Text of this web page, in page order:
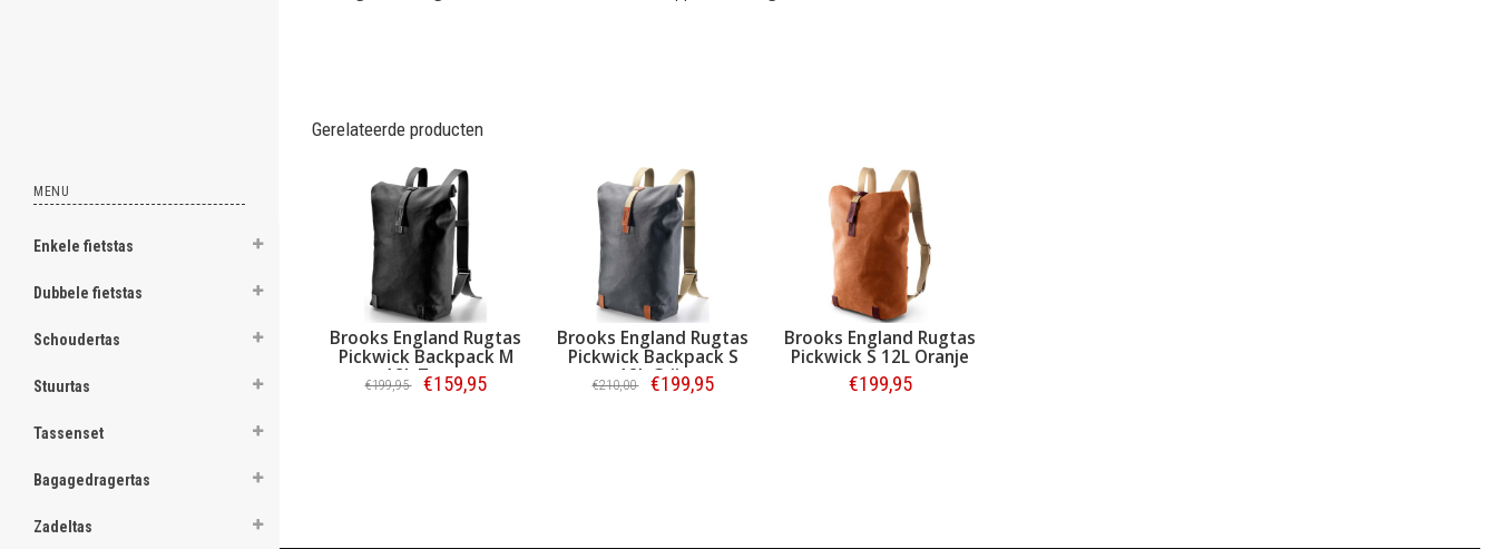
MENU
Enkele fietstas
Dubbele fietstas
Schoudertas
Stuurtas
Tassenset
Bagagedragertas
Zadeltas
Gerelateerde producten
Brooks England Rugtas
Pickwick Backpack M
18L Zwart
€199,95 €159,95
Brooks England Rugtas
Pickwick Backpack S
12L Grijs
€210,00 €199,95
Brooks England Rugtas
Pickwick S 12L Oranje
€199,95